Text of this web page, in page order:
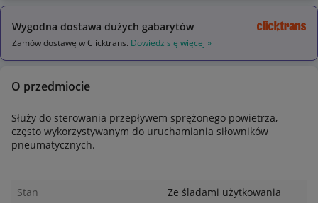
Wygodna dostawa dużych gabarytów
Zamów dostawę w Clicktrans. Dowiedz się więcej »
O przedmiocie
Służy do sterowania przepływem sprężonego powietrza,
często wykorzystywanym do uruchamiania siłowników
pneumatycznych.
Stan Ze śladami użytkowania